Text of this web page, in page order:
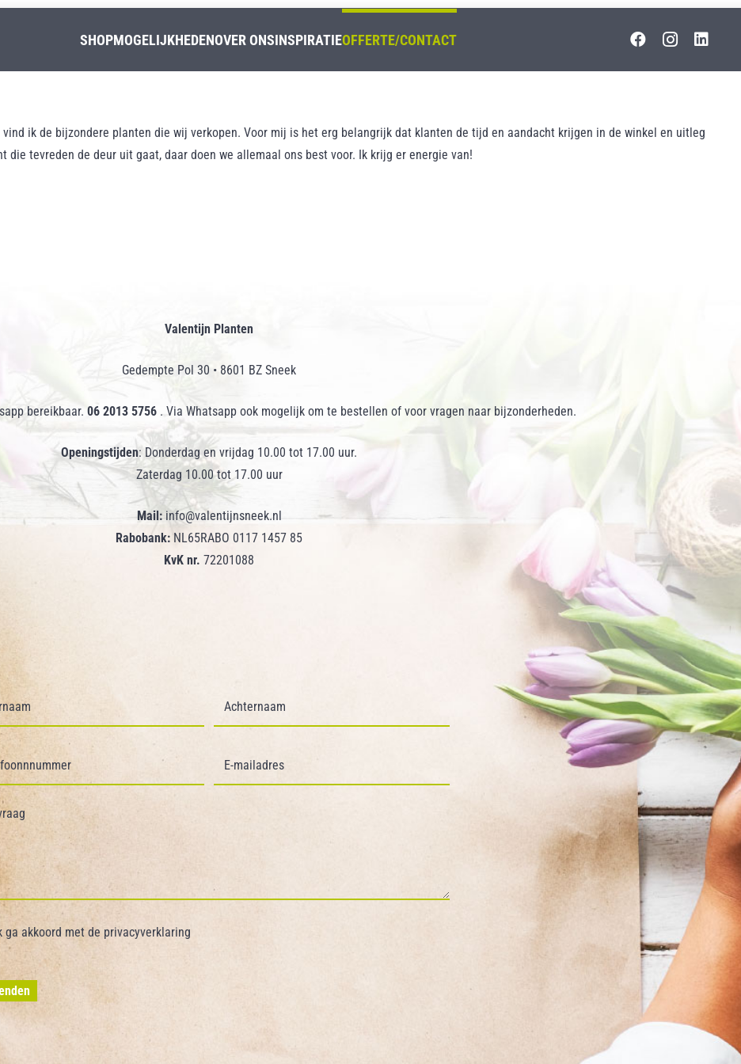
SHOPMOGELIJKHEDENOVER ONSINSPIRATIEOFFERTE/CONTACT
ik de bijzondere planten die wij verkopen. Voor mij is het erg belangrijk dat klanten de tijd en aandacht krijgen in de winkel en uitleg
die tevreden de deur uit gaat, daar doen we allemaal ons best voor. Ik krijg er energie van!
Valentijn Planten
Gedempte Pol 30 • 8601 BZ Sneek
bereikbaar. 06 2013 5756 . Via Whatsapp ook mogelijk om te bestellen of voor vragen naar bijzonderheden.
Openingstijden: Donderdag en vrijdag 10.00 tot 17.00 uur.
Zaterdag 10.00 tot 17.00 uur
Mail: info@valentijnsneek.nl
Rabobank: NL65RABO 0117 1457 85
KvK nr. 72201088
ga akkoord met de privacyverklaring